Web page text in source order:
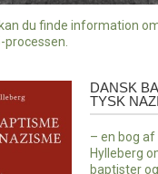
du finde information
processen.
DANSK
TYSK
– en bog af
Hylleberg
baptister